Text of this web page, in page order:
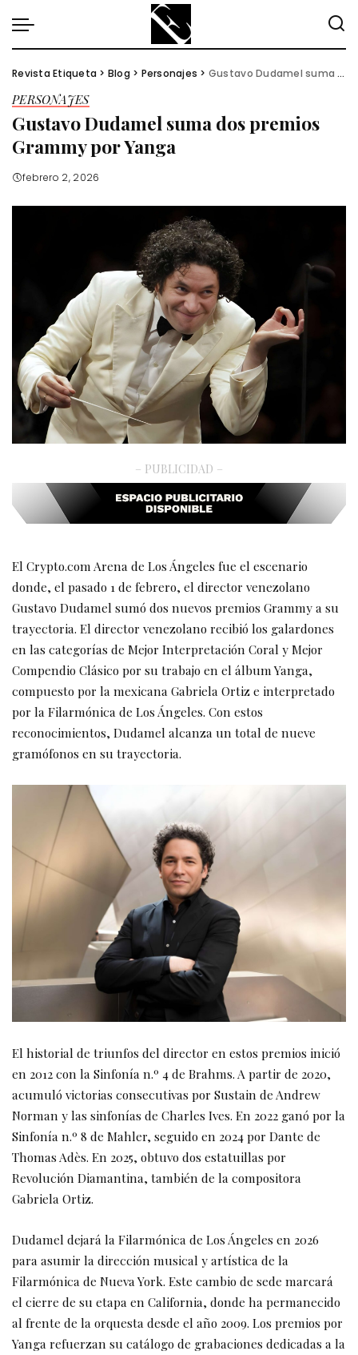
Revista Etiqueta > Blog > Personajes > Gustavo Dudamel suma dos premios Grammy por Yanga
PERSONAJES
Gustavo Dudamel suma dos premios
Grammy por Yanga
febrero 2, 2026
– PUBLICIDAD –
El Crypto.com Arena de Los Ángeles fue el escenario
donde, el pasado 1 de febrero, el director venezolano
Gustavo Dudamel sumó dos nuevos premios Grammy a su
trayectoria. El director venezolano recibió los galardones
en las categorías de Mejor Interpretación Coral y Mejor
Compendio Clásico por su trabajo en el álbum Yanga,
compuesto por la mexicana Gabriela Ortiz e interpretado
por la Filarmónica de Los Ángeles. Con estos
reconocimientos, Dudamel alcanza un total de nueve
gramófonos en su trayectoria.
El historial de triunfos del director en estos premios inició
en 2012 con la Sinfonía n.º 4 de Brahms. A partir de 2020,
acumuló victorias consecutivas por Sustain de Andrew
Norman y las sinfonías de Charles Ives. En 2022 ganó por la
Sinfonía n.º 8 de Mahler, seguido en 2024 por Dante de
Thomas Adès. En 2025, obtuvo dos estatuillas por
Revolución Diamantina, también de la compositora
Gabriela Ortiz.
Dudamel dejará la Filarmónica de Los Ángeles en 2026
para asumir la dirección musical y artística de la
Filarmónica de Nueva York. Este cambio de sede marcará
el cierre de su etapa en California, donde ha permanecido
al frente de la orquesta desde el año 2009. Los premios por
Yanga refuerzan su catálogo de grabaciones dedicadas a la